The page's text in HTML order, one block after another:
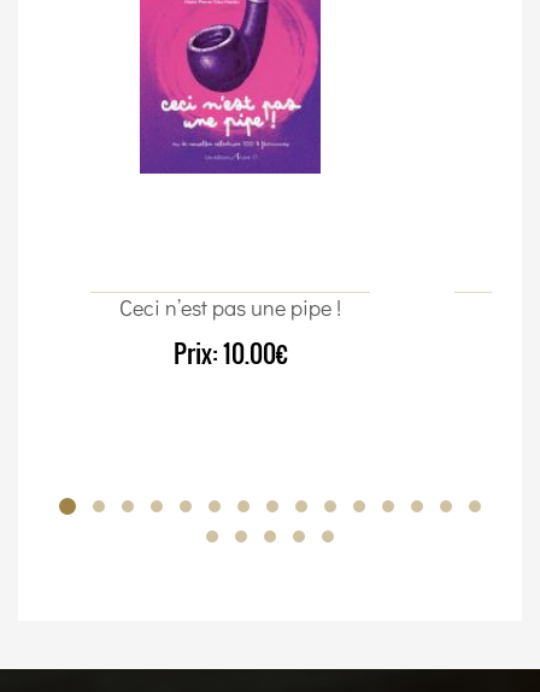
Ceci n’est pas une pipe !
Prix:10.00€